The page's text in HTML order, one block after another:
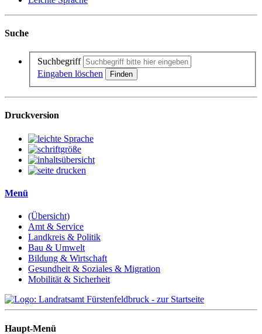
Suche
Suchbegriff
Eingaben löschen
Druckversion
Menü
(Übersicht)
Amt & Service
Landkreis & Politik
Bau & Umwelt
Bildung & Wirtschaft
Gesundheit & Soziales & Migration
Mobilität & Sicherheit
Haupt-Menü